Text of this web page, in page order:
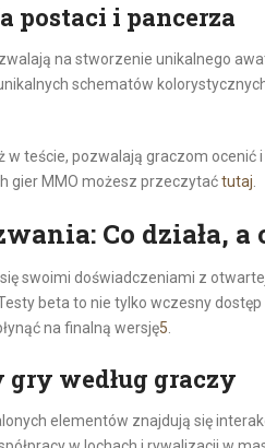
postaci i pancerza
na stworzenie unikalnego
schematów
w teście, pozwalają graczom ocenić i
gier MMO możesz przeczytaćtutaj.
Co działa,
swoimi doświadczeniami z
beta to nie tylko wczesny
na finalną wersję5.
gry według graczy
elementów znajdują się